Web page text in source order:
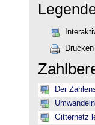
Drucken
Der
Gitternetz